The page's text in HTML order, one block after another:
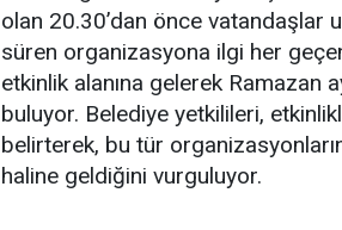
olan 20.30’dan önce vatandaşlar
süren organizasyona ilgi her
etkinlik alanına gelerek Ramazan
buluyor. Belediye yetkilileri,
belirterek, bu tür
haline geldiğini vurguluyor.